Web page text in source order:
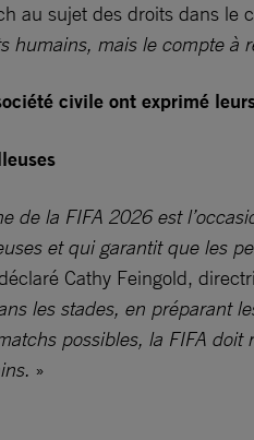
au sujet des droits dans le
humains, mais le compte à
civile ont exprimé
de la FIFA 2026 est
et qui garantit que les
Cathy Feingold,
les stades, en préparant
possibles, la FIFA
»